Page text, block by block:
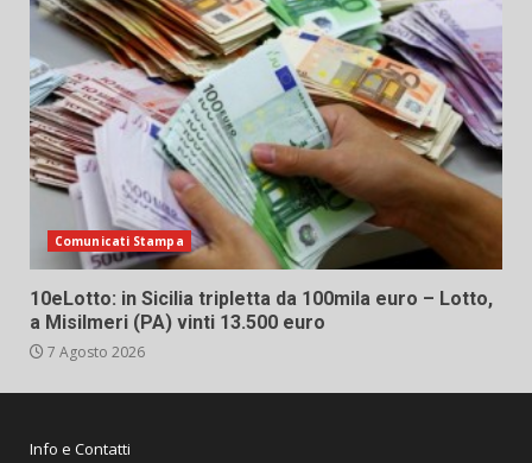
Comunicati Stampa
10eLotto: in Sicilia tripletta da 100mila euro – Lotto,
a Misilmeri (PA) vinti 13.500 euro
7 Agosto 2026
Info e Contatti